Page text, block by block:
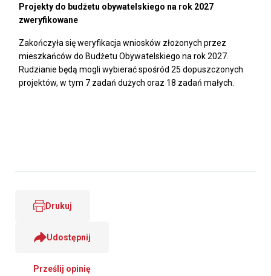
Projekty do budżetu obywatelskiego na rok 2027
zweryfikowane
Zakończyła się weryfikacja wniosków złożonych przez
mieszkańców do Budżetu Obywatelskiego na rok 2027.
Rudzianie będą mogli wybierać spośród 25 dopuszczonych
projektów, w tym 7 zadań dużych oraz 18 zadań małych.
Drukuj
Udostępnij
Prześlij opinię